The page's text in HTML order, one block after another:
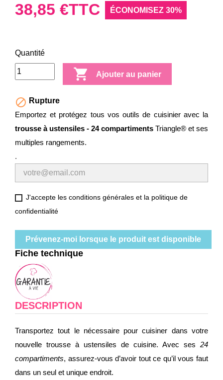
38,85 €TTC ÉCONOMISEZ 30%
Quantité
 Ajouter au panier
 Rupture
Emportez et protégez tous vos outils de cuisinier avec la
trousse à ustensiles - 24 compartiments Triangle® et ses
multiples rangements.
.
J'accepte les conditions générales et la politique de
confidentialité
Prévenez-moi lorsque le produit est disponible
Fiche technique
DESCRIPTION
Transportez tout le nécessaire pour cuisiner dans votre
nouvelle trousse à ustensiles de cuisine. Avec ses 24
compartiments, assurez-vous d’avoir tout ce qu’il vous faut
dans un seul et unique endroit.